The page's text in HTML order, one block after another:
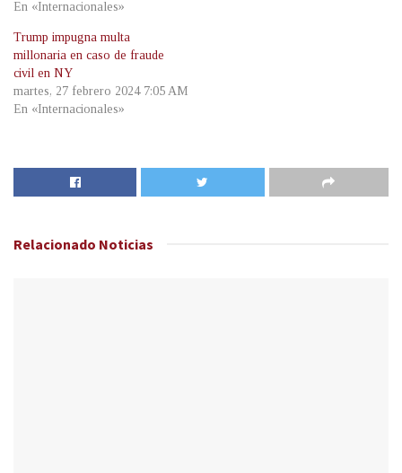
En «Internacionales»
Trump impugna multa
millonaria en caso de fraude
civil en NY
martes, 27 febrero 2024 7:05 AM
En «Internacionales»
Relacionado Noticias